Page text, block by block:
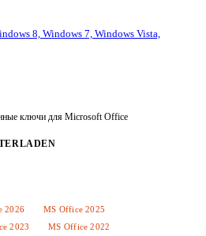
8, Windows 7, Windows Vista,
ключи для Microsoft Office
2026
MS Office 2025
2023
MS Office 2022